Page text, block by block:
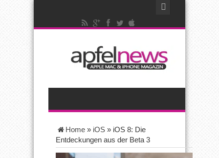
Home » iOS » iOS 8: Die
Entdeckungen aus der Beta 3